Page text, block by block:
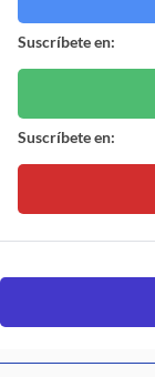
Suscríbete en:
Suscríbete en: